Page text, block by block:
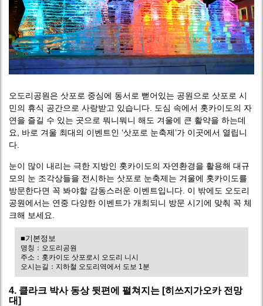
오도리공원은 삿포로 중심에 동서로 뻗어있는 공원으로 삿포로 시
민의 휴식 공간으로 사랑받고 있습니다. 도심 속에서 홋카이도의 자
연을 즐길 수 있는 곳으로 뭐니뭐니 해도 겨울에 큰 활약을 하는데
요, 바로 겨울 최대의 이벤트인 ‘삿포로 눈축제’가 이곳에서 열립니
다.
눈이 많이 내리는 극한 지방인 홋카이도의 자연환경을 활용해 대규
모의 눈 조각상들을 전시하는 삿포로 눈축제는 겨울에 홋카이도를
방문한다면 꼭 봐야할 감동스러운 이벤트입니다. 이 밖에도 오도리
공원에서는 연중 다양한 이벤트가 개최되니 방문 시기에 맞춰 꼭 체
크해 보세요.
■기본정보
명칭：오도리공원
주소：홋카이도 삿포로시 오도리 니시
오시는길：지하철 오도리역에서 도보 1분
4. 클라크 박사 동상 뒷편에 펼쳐지는 [히쓰지가오카 전망
대]